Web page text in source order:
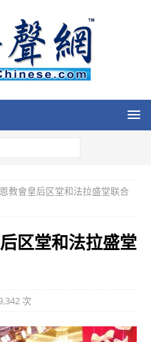
教會皇后区堂和法拉盛堂联合
区堂和法拉盛堂
次